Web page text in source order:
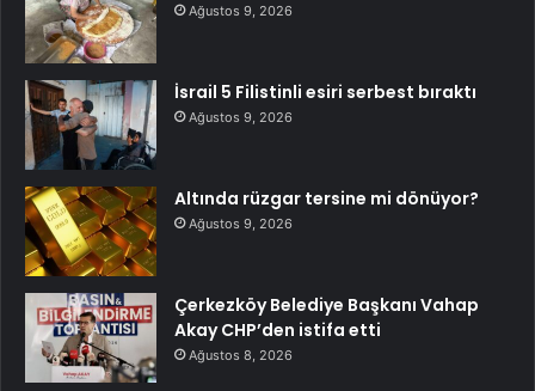
Ağustos 9, 2026
İsrail 5 Filistinli esiri serbest bıraktı
Ağustos 9, 2026
Altında rüzgar tersine mi dönüyor?
Ağustos 9, 2026
Çerkezköy Belediye Başkanı Vahap
Akay CHP’den istifa etti
Ağustos 8, 2026